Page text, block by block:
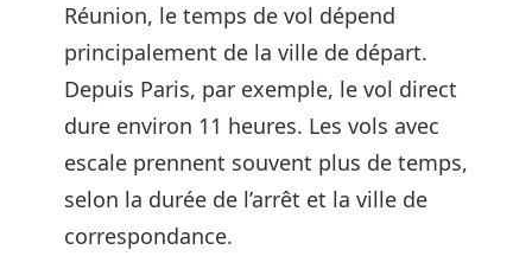
Réunion, le temps de vol dépend
principalement de la ville de départ.
Depuis Paris, par exemple, le vol direct
dure environ 11 heures. Les vols avec
escale prennent souvent plus de temps,
selon la durée de l’arrêt et la ville de
correspondance.